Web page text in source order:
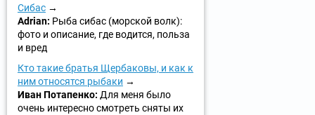
Сибас
Adrian: Рыба сибас (морской волк):
фото и описание, где водится, польза
и вред
Кто такие братья Щербаковы, и как к
ним относятся рыбаки
Иван Потапенко: Для меня было
очень интересно смотреть сняты их